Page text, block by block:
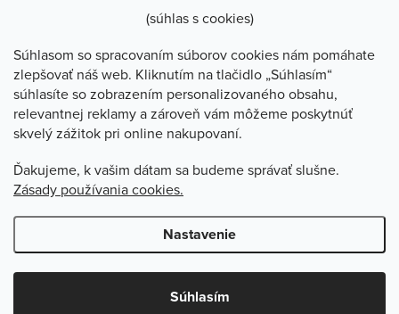
(súhlas s cookies)
Súhlasom so spracovaním súborov cookies nám pomáhate
zlepšovať náš web. Kliknutím na tlačidlo „Súhlasím“
súhlasíte so zobrazením personalizovaného obsahu,
relevantnej reklamy a zároveň vám môžeme poskytnúť
skvelý zážitok pri online nakupovaní.
Ďakujeme, k vašim dátam sa budeme správať slušne.
Zásady používania cookies.
Nastavenie
Súhlasím
O Stevula
Poradňa
Copyright 2026Stevula.sk. Všetky práva vyhradené.Upraviť
nastavenie cookies